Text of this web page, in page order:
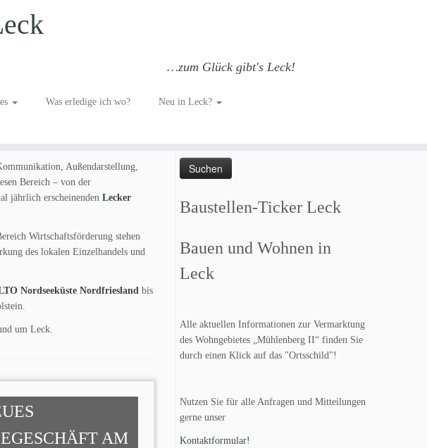
…zum Glück gibt's Leck!
Was erledige ich wo? Neu in Leck?
Außendarstellung,
Bereich – von der
jährlich erscheinenden Lecker
Wirtschaftsförderung stehen
des lokalen Einzelhandels und
Nordseeküste Nordfriesland bis
um Leck.
AM
Such dich GLÜCKlich…
Baustellen-Ticker Leck
Bauen und Wohnen in
Leck
Alle aktuellen Informationen zur Vermarktung
des Wohngebietes „Mühlenberg II“ finden Sie
durch einen Klick auf das "Ortsschild"!
Nutzen Sie für alle Anfragen und Mitteilungen
gerne unser
Kontaktformular!